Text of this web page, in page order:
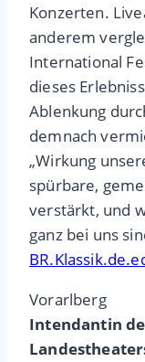
Konzerten.
anderem
International
dieses
Ablenkung
demnach
„Wirkung
spürbare,
verstärkt, und
ganz bei uns
Vorarlberg
Intendantin